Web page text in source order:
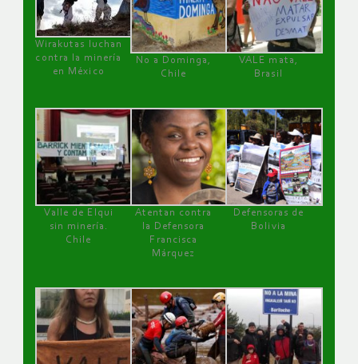
Wirakutas luchan
contra la minería
en México
No a Dominga,
Chile
VALE mata,
Brasil
Valle de Elqui
sin minería.
Chile
Atentan contra
la Defensora
Francisca
Márquez
Defensoras de
Bolivia